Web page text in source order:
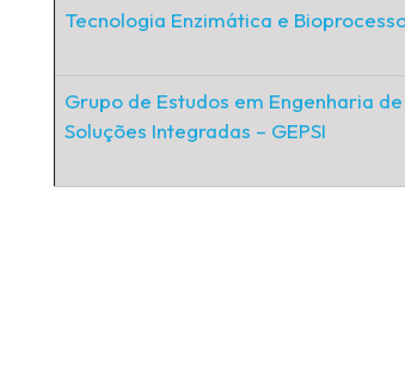
Tecnologia Enzimática e
Grupo de Estudos em Engenharia
Soluções Integradas – GEPSI